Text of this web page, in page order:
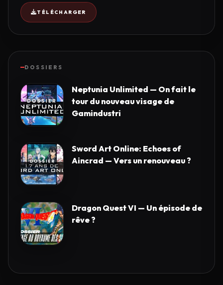
TÉLÉCHARGER
DOSSIERS
Neptunia Unlimited — On fait le
tour du nouveau visage de
Gamindustri
Sword Art Online: Echoes of
Aincrad — Vers un renouveau ?
Dragon Quest VI — Un épisode de
rêve ?